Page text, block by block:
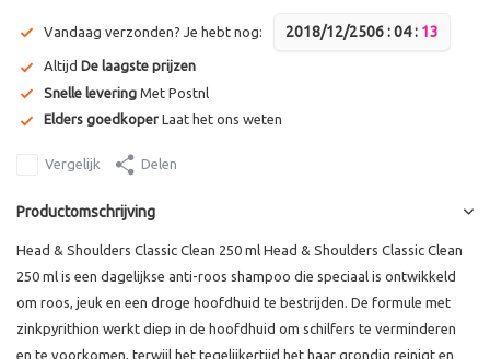
Vandaag verzonden? Je hebt nog: 2018/12/2506:04: 12
Altijd De laagste prijzen
Snelle levering Met Postnl
Elders goedkoper Laat het ons weten
Vergelijk Delen
Productomschrijving
Head & Shoulders Classic Clean 250 ml Head & Shoulders Classic Clean
250 ml is een dagelijkse anti-roos shampoo die speciaal is ontwikkeld
om roos, jeuk en een droge hoofdhuid te bestrijden. De formule met
zinkpyrithion werkt diep in de hoofdhuid om schilfers te verminderen
en te voorkomen, terwijl het tegelijkertijd het haar grondig reinigt en